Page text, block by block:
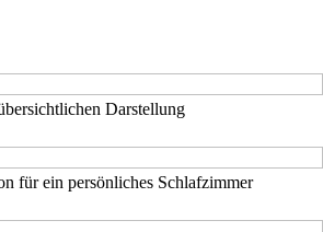
Darstellung
für ein persönliches Schlafzimmer